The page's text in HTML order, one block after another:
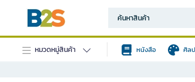
หมวดหมู่สินค้า หนังสือ ศิล